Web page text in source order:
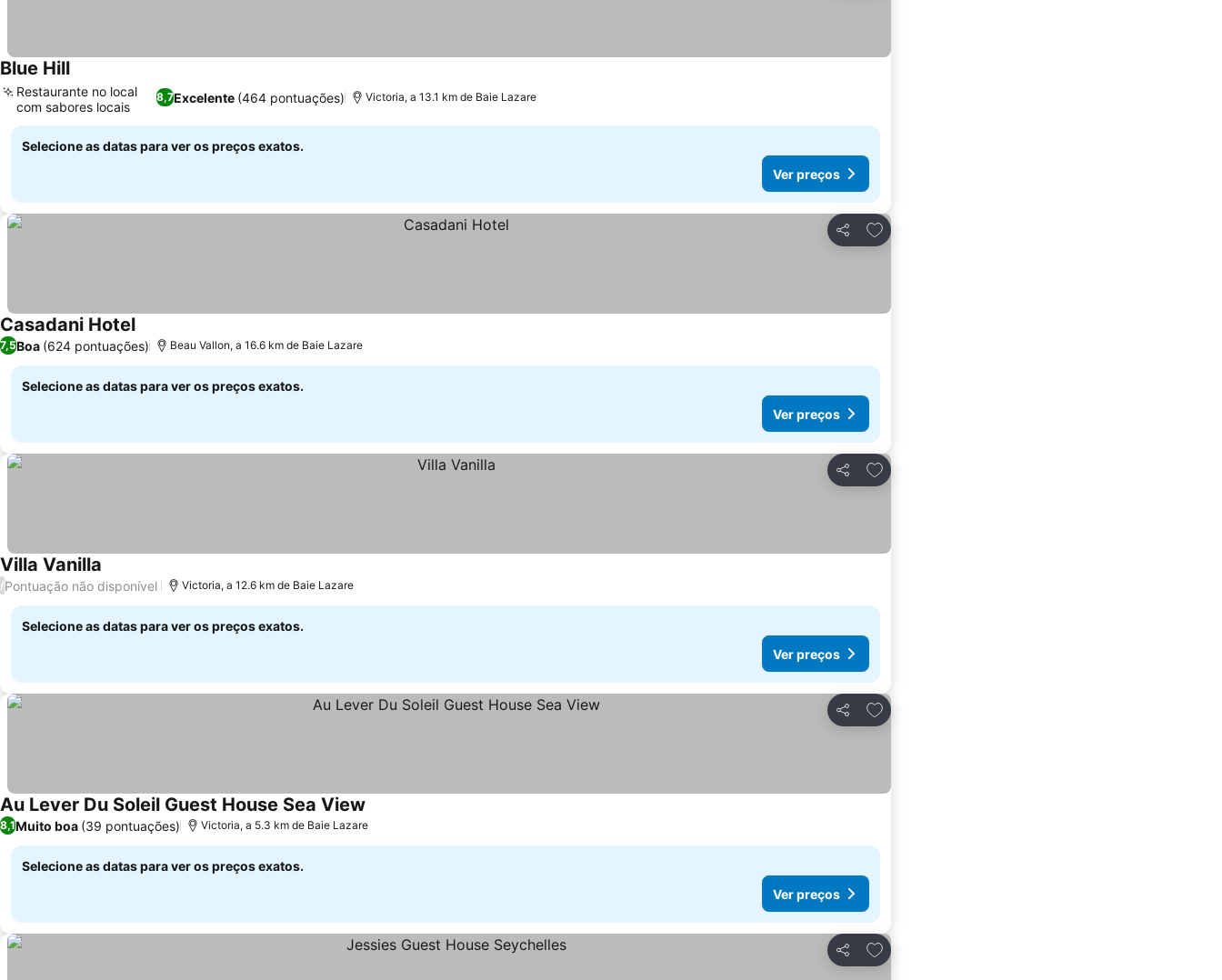
Blue HillVer preços
8,7Excelente (464 pontuações)
Restaurante no local
com sabores locais
Victoria, a 13.1 km de Baie Lazare
Selecione as datas para ver os preços exatos.
Ver preços
Partilhar
Adicionar aos favoritos
Casadani HotelVer preços
7,5Boa (624 pontuações) Beau Vallon, a 16.6 km de Baie Lazare
Selecione as datas para ver os preços exatos.
Ver preços
Partilhar
Adicionar aos favoritos
Villa Vanilla Ver preços
/Pontuação não disponível Victoria, a 12.6 km de Baie Lazare
Selecione as datas para ver os preços exatos.
Ver preços
Partilhar
Adicionar aos favoritos
Au Lever Du Soleil Guest House Sea View
8,1Muito boa (39 pontuações) Victoria, a 5.3 km de Baie Lazare
Selecione as datas para ver os preços exatos.
Ver preços
Partilhar
Adicionar aos favoritos